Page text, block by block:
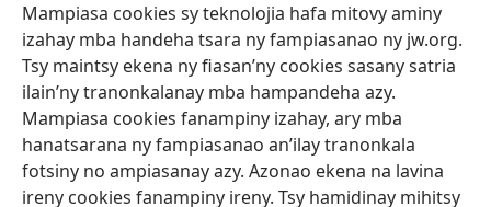
Mampiasa cookies sy teknolojia hafa mitovy aminy
izahay mba handeha tsara ny fampiasanao ny jw.org.
Tsy maintsy ekena ny fiasan’ny cookies sasany satria
ilain’ny tranonkalanay mba hampandeha azy.
Mampiasa cookies fanampiny izahay, ary mba
hanatsarana ny fampiasanao an’ilay tranonkala
fotsiny no ampiasanay azy. Azonao ekena na lavina
ireny cookies fanampiny ireny. Tsy hamidinay mihitsy
Fanomezana
(manokatra
rohy)
FITEHIRIZAM-BOKIN’NY Vavolombelon’i Jehovah
(manokatra
rohy)
JW Hub
(manokatra
rohy)
JW Library